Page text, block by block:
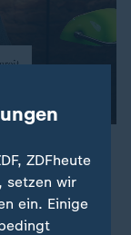
von
diese
ZDFheute
setzen wir
ein. Einige